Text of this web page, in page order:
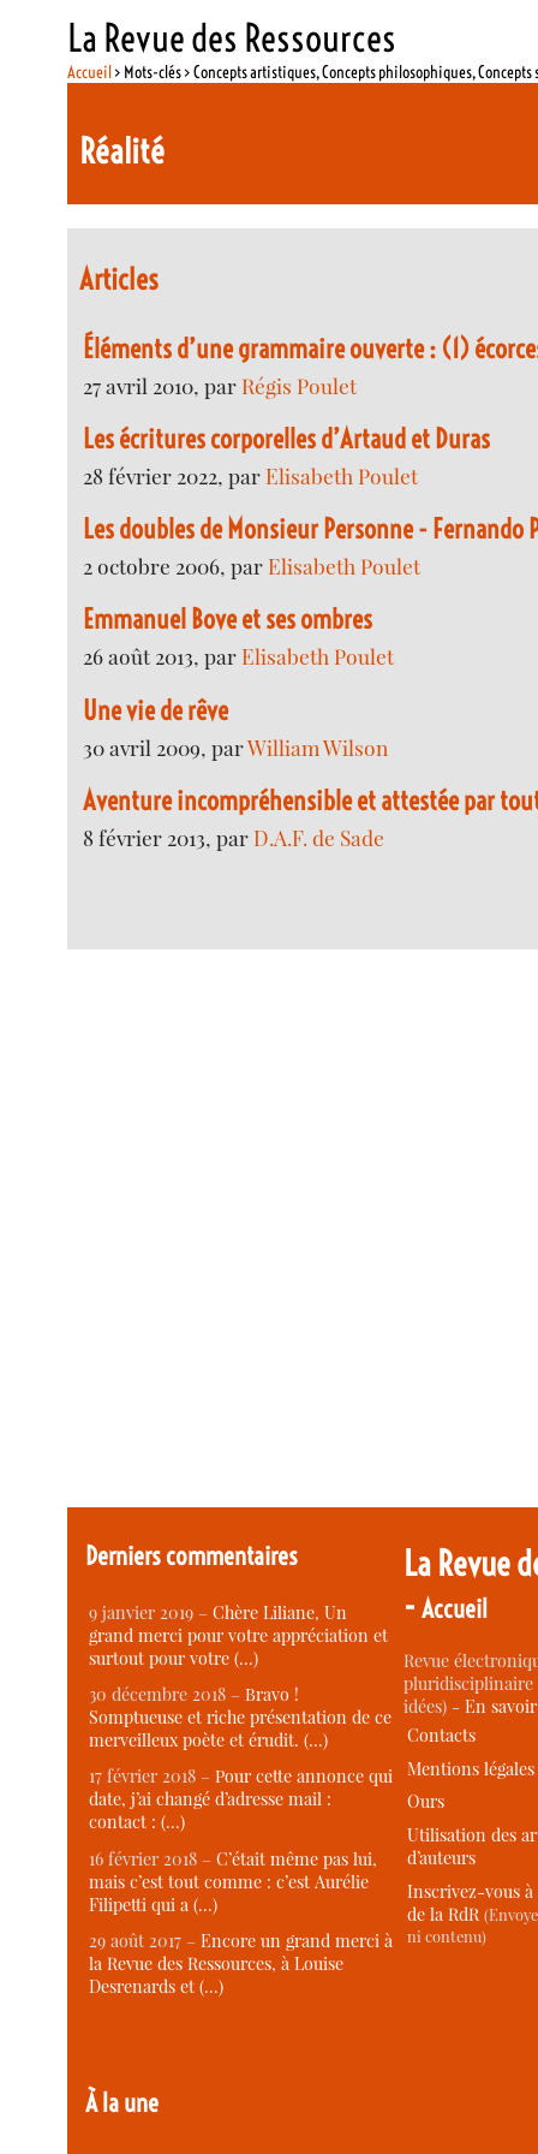
La Revue des Ressources
Accueil> Mots-clés > Concepts artistiques, Concepts philosophiques,
Réalité
Articles
Éléments d’une grammaire ouverte : (1)
27 avril 2010, par Régis Poulet
Les écritures corporelles d’Artaud et Duras
28 février 2022, parElisabeth Poulet
Les doubles de Monsieur Personne - Fernando
2 octobre 2006, parElisabeth Poulet
Emmanuel Bove et ses ombres
26 août 2013, parElisabeth Poulet
Une vie de rêve
30 avril 2009, parWilliam Wilson
Aventure incompréhensible et attestée par
8 février 2013, parD.A.F. de Sade
Derniers commentaires
9 janvier 2019 –Chère Liliane, Un
grand merci pour votre appréciation et
surtout pour votre (…)
30 décembre 2018 –Bravo !
Somptueuse et riche présentation de ce
merveilleux poète et érudit. (…)
17 février 2018 –Pour cette annonce qui
date, j’ai changé d’adresse mail :
contact : (…)
16 février 2018 –C’était même pas lui,
mais c’est tout comme : c’est Aurélie
Filipetti qui a (…)
29 août 2017 –Encore un grand merci à
la Revue des Ressources, à Louise
Desrenards et (…)
À la une
La Revue
-Accueil
Revue
idées) -En
Contacts
Mentions légales
Ours
Utilisation des
d’auteurs
Inscrivez-vous
de la RdR
ni contenu)